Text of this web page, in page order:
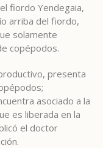
fiordo Yendegaia,
arriba del fiordo,
solamente
copépodos.
presenta
asociado a la
es liberada en la
el doctor